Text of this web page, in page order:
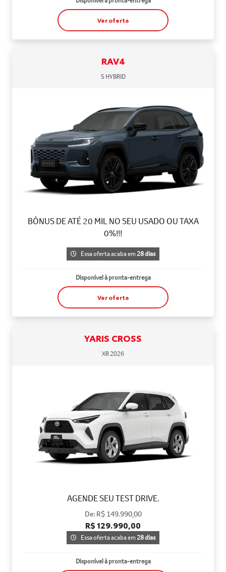
Ver oferta
RAV4
S HYBRID
BÔNUS DE ATÉ 20 MIL NO SEU USADO OU TAXA
0%!!!
Essa oferta acaba em28 dias
Disponível à pronta-entrega
Ver oferta
YARIS CROSS
XR 2026
AGENDE SEU TEST DRIVE.
De: R$ 149.990,00
R$ 129.990,00
Essa oferta acaba em28 dias
Disponível à pronta-entrega